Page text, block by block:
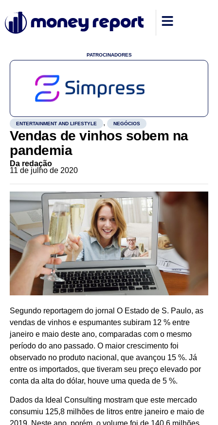
PATROCINADORES
ENTERTAINMENT AND LIFESTYLE , NEGÓCIOS
Vendas de vinhos sobem na
pandemia
Da redação
11 de julho de 2020
Segundo reportagem do jornal O Estado de S. Paulo, as
vendas de vinhos e espumantes subiram 12 % entre
janeiro e maio deste ano, comparadas com o mesmo
período do ano passado. O maior crescimento foi
observado no produto nacional, que avançou 15 %. Já
entre os importados, que tiveram seu preço elevado por
conta da alta do dólar, houve uma queda de 5 %.
Dados da Ideal Consulting mostram que este mercado
consumiu 125,8 milhões de litros entre janeiro e maio de
2019. Neste ano, porém, o volume foi de 140,6 milhões